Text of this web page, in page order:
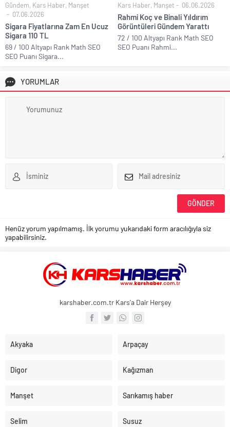
Gündem, Kars Haber, Manşet
07.06.2026
Sigara Fiyatlarına Zam En Ucuz
Sigara 110 TL
69 / 100 Altyapı Rank Math SEO
SEO Puanı Sigara...
Kars Haber, Manşet 06.06.2026
Rahmi Koç ve Binali Yıldırım
Görüntüleri Gündem Yarattı
72 / 100 Altyapı Rank Math SEO
SEO Puanı Rahmi...
YORUMLAR
Henüz yorum yapılmamış. İlk yorumu yukarıdaki form aracılığıyla siz
yapabilirsiniz.
karshaber.com.tr Kars'a Dair Herşey
Akyaka Arpaçay
Digor Kağızman
Manşet Sarıkamış haber
Selim Susuz